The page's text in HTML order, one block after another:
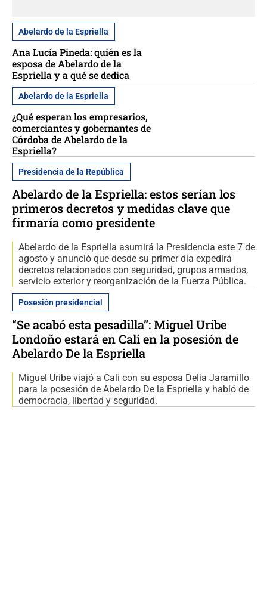
Abelardo de la Espriella
Ana Lucía Pineda: quién es la
esposa de Abelardo de la
Espriella y a qué se dedica
Abelardo de la Espriella
¿Qué esperan los empresarios,
comerciantes y gobernantes de
Córdoba de Abelardo de la
Espriella?
Presidencia de la República
Abelardo de la Espriella: estos serían los
primeros decretos y medidas clave que
firmaría como presidente
Abelardo de la Espriella asumirá la Presidencia este 7 de
agosto y anunció que desde su primer día expedirá
decretos relacionados con seguridad, grupos armados,
servicio exterior y reorganización de la Fuerza Pública.
Posesión presidencial
“Se acabó esta pesadilla”: Miguel Uribe
Londoño estará en Cali en la posesión de
Abelardo De la Espriella
Miguel Uribe viajó a Cali con su esposa Delia Jaramillo
para la posesión de Abelardo De la Espriella y habló de
democracia, libertad y seguridad.